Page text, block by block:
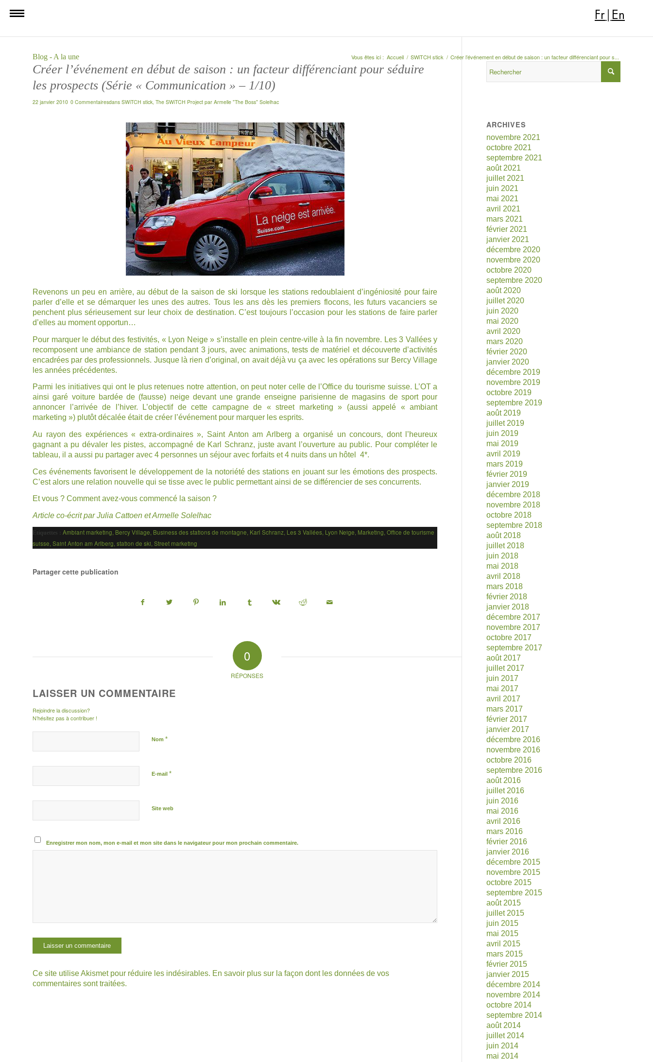
Fr En
Blog - A la une Vous êtes ici : Accueil / SWiTCH stick / Créer l’événement en début de saison : un facteur différenciant pour s...
Créer l’événement en début de saison : un facteur différenciant pour séduire
les prospects (Série « Communication » – 1/10)
22 janvier 2010 0 Commentairesdans SWiTCH stick, The SWiTCH Project par Armelle "The Boss" Solelhac
Revenons un peu en arrière, au début de la saison de ski lorsque les stations redoublaient d’ingéniosité pour faire
parler d’elle et se démarquer les unes des autres. Tous les ans dès les premiers flocons, les futurs vacanciers se
penchent plus sérieusement sur leur choix de destination. C’est toujours l’occasion pour les stations de faire parler
d’elles au moment opportun…
Pour marquer le début des festivités, « Lyon Neige» s’installe en plein centre-ville à la fin novembre. Les 3 Vallées y
recomposent une ambiance de station pendant 3 jours, avec animations, tests de matériel et découverte d’activités
encadrées par des professionnels. Jusque là rien d’original, on avait déjà vu ça avec les opérations sur Bercy Village
les années précédentes.
Parmi les initiatives qui ont le plus retenues notre attention, on peut noter celle de l’Office du tourisme suisse. L’OT a
ainsi garé voiture bardée de (fausse) neige devant une grande enseigne parisienne de magasins de sport pour
annoncer l’arrivée de l’hiver. L’objectif de cette campagne de « street marketing » (aussi appelé « ambiant
marketing ») plutôt décalée était de créer l’événement pour marquer les esprits.
Au rayon des expériences « extra-ordinaires », Saint Anton am Arlberg a organisé un concours, dont l’heureux
gagnant a pu dévaler les pistes, accompagné de Karl Schranz, juste avant l’ouverture au public. Pour compléter le
tableau, il a aussi pu partager avec 4 personnes un séjour avec forfaits et 4 nuits dans un hôtel 4*.
Ces événements favorisent le développement de la notoriété des stations en jouant sur les émotions des prospects.
C’est alors une relation nouvelle qui se tisse avec le public permettant ainsi de se différencier de ses concurrents.
Et vous ? Comment avez-vous commencé la saison ?
Article co-écrit par Julia Cattoen et Armelle Solelhac
Etiquettes : Ambiant marketing, Bercy Village, Business des stations de montagne, Karl Schranz, Les 3 Vallées, Lyon Neige, Marketing,Office de tourisme
suisse,Saint Anton am Arlberg,station de ski,Street marketing
Partager cette publication
0
RÉPONSES
LAISSER UN COMMENTAIRE
Rejoindre la discussion?
N’hésitez pas à contribuer !
Nom *
E-mail *
Site web
Enregistrer mon nom, mon e-mail et mon site dans le navigateur pour mon prochain commentaire.
Ce site utilise Akismet pour réduire les indésirables. En savoir plus sur la façon dont les données de vos
commentaires sont traitées.
ARCHIVES
novembre 2021
octobre 2021
septembre 2021
août 2021
juillet 2021
juin 2021
mai 2021
avril 2021
mars 2021
février 2021
janvier 2021
décembre 2020
novembre 2020
octobre 2020
septembre 2020
août 2020
juillet 2020
juin 2020
mai 2020
avril 2020
mars 2020
février 2020
janvier 2020
décembre 2019
novembre 2019
octobre 2019
septembre 2019
août 2019
juillet 2019
juin 2019
mai 2019
avril 2019
mars 2019
février 2019
janvier 2019
décembre 2018
novembre 2018
octobre 2018
septembre 2018
août 2018
juillet 2018
juin 2018
mai 2018
avril 2018
mars 2018
février 2018
janvier 2018
décembre 2017
novembre 2017
octobre 2017
septembre 2017
août 2017
juillet 2017
juin 2017
mai 2017
avril 2017
mars 2017
février 2017
janvier 2017
décembre 2016
novembre 2016
octobre 2016
septembre 2016
août 2016
juillet 2016
juin 2016
mai 2016
avril 2016
mars 2016
février 2016
janvier 2016
décembre 2015
novembre 2015
octobre 2015
septembre 2015
août 2015
juillet 2015
juin 2015
mai 2015
avril 2015
mars 2015
février 2015
janvier 2015
décembre 2014
novembre 2014
octobre 2014
septembre 2014
août 2014
juillet 2014
juin 2014
mai 2014